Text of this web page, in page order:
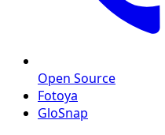
Open Source
Fotoya
GloSnap